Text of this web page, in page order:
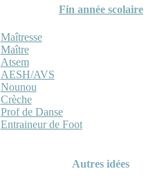
Fin année scolaire
Maîtresse
Maître
Atsem
AESH/AVS
Nounou
Crèche
Prof de Danse
Entraineur de Foot
Autres idées